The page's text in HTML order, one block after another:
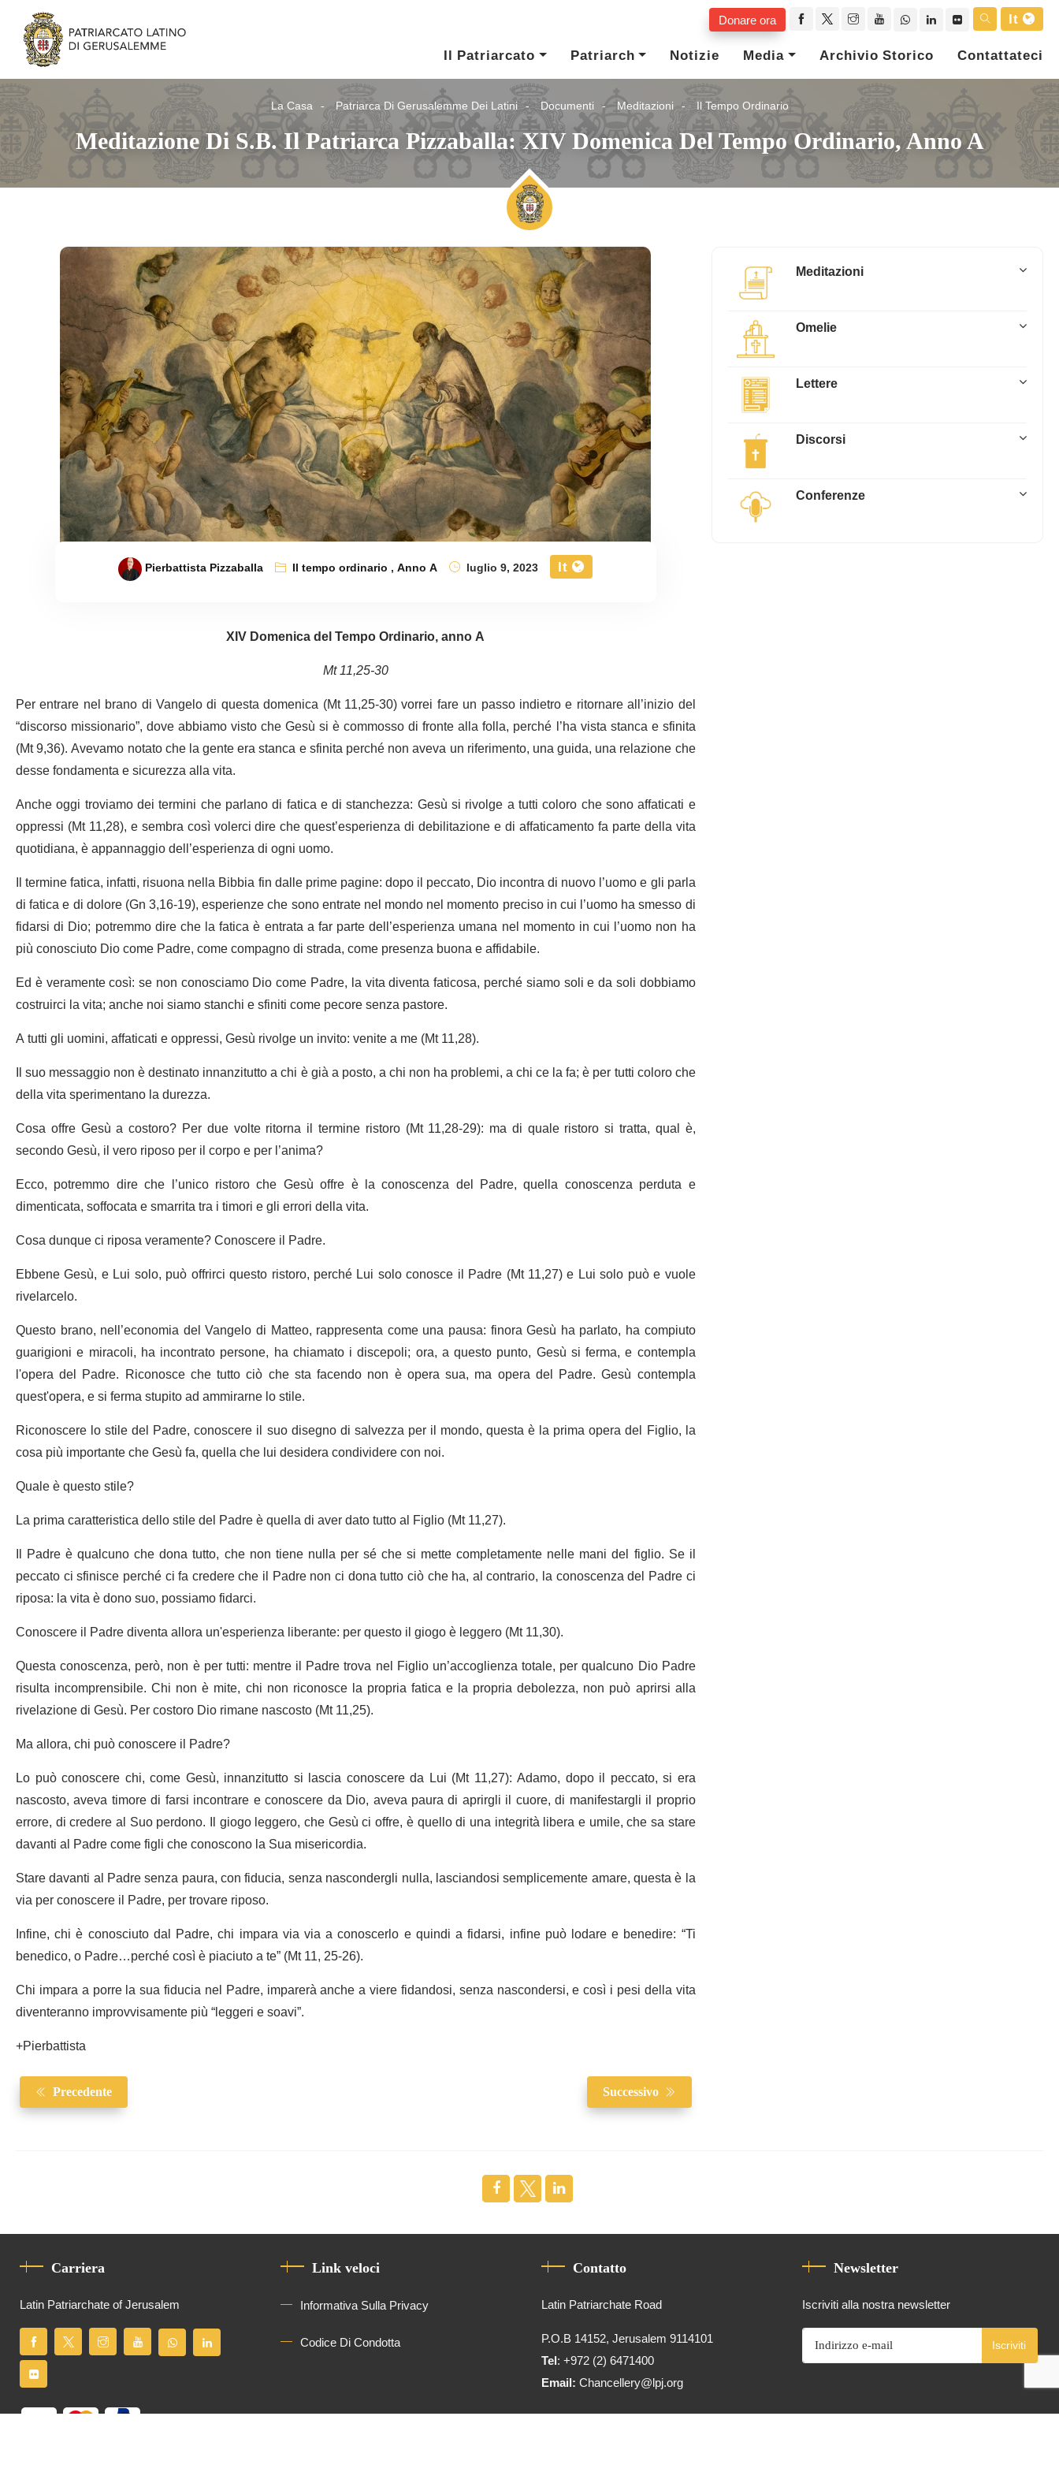
Donare ora
It
Il Patriarcato
Patriarch Notizie Media Archivio Storico Contattateci
La Casa Patriarca Di Gerusalemme Dei Latini Documenti Meditazioni Il Tempo Ordinario
Meditazione Di S.B. Il Patriarca Pizzaballa: XIV Domenica Del Tempo Ordinario, Anno A
Pierbattista Pizzaballa Il tempo ordinario ,Anno A luglio 9, 2023 It
XIV Domenica del Tempo Ordinario, anno A
Mt 11,25-30
Per entrare nel brano di Vangelo di questa domenica (Mt 11,25-30) vorrei fare un passo indietro e ritornare all’inizio del
“discorso missionario”, dove abbiamo visto che Gesù si è commosso di fronte alla folla, perché l’ha vista stanca e sfinita
(Mt 9,36). Avevamo notato che la gente era stanca e sfinita perché non aveva un riferimento, una guida, una relazione che
desse fondamenta e sicurezza alla vita.
Anche oggi troviamo dei termini che parlano di fatica e di stanchezza: Gesù si rivolge a tutti coloro che sono affaticati e
oppressi (Mt 11,28), e sembra così volerci dire che quest’esperienza di debilitazione e di affaticamento fa parte della vita
quotidiana, è appannaggio dell’esperienza di ogni uomo.
Il termine fatica, infatti, risuona nella Bibbia fin dalle prime pagine: dopo il peccato, Dio incontra di nuovo l’uomo e gli parla
di fatica e di dolore (Gn 3,16-19), esperienze che sono entrate nel mondo nel momento preciso in cui l’uomo ha smesso di
fidarsi di Dio; potremmo dire che la fatica è entrata a far parte dell’esperienza umana nel momento in cui l’uomo non ha
più conosciuto Dio come Padre, come compagno di strada, come presenza buona e affidabile.
Ed è veramente così: se non conosciamo Dio come Padre, la vita diventa faticosa, perché siamo soli e da soli dobbiamo
costruirci la vita; anche noi siamo stanchi e sfiniti come pecore senza pastore.
A tutti gli uomini, affaticati e oppressi, Gesù rivolge un invito: venite a me (Mt 11,28).
Il suo messaggio non è destinato innanzitutto a chi è già a posto, a chi non ha problemi, a chi ce la fa; è per tutti coloro che
della vita sperimentano la durezza.
Cosa offre Gesù a costoro? Per due volte ritorna il termine ristoro (Mt 11,28-29): ma di quale ristoro si tratta, qual è,
secondo Gesù, il vero riposo per il corpo e per l’anima?
Ecco, potremmo dire che l’unico ristoro che Gesù offre è la conoscenza del Padre, quella conoscenza perduta e
dimenticata, soffocata e smarrita tra i timori e gli errori della vita.
Cosa dunque ci riposa veramente? Conoscere il Padre.
Ebbene Gesù, e Lui solo, può offrirci questo ristoro, perché Lui solo conosce il Padre (Mt 11,27) e Lui solo può e vuole
rivelarcelo.
Questo brano, nell’economia del Vangelo di Matteo, rappresenta come una pausa: finora Gesù ha parlato, ha compiuto
guarigioni e miracoli, ha incontrato persone, ha chiamato i discepoli; ora, a questo punto, Gesù si ferma, e contempla
l'opera del Padre. Riconosce che tutto ciò che sta facendo non è opera sua, ma opera del Padre. Gesù contempla
quest'opera, e si ferma stupito ad ammirarne lo stile.
Riconoscere lo stile del Padre, conoscere il suo disegno di salvezza per il mondo, questa è la prima opera del Figlio, la
cosa più importante che Gesù fa, quella che lui desidera condividere con noi.
Quale è questo stile?
La prima caratteristica dello stile del Padre è quella di aver dato tutto al Figlio (Mt 11,27).
Il Padre è qualcuno che dona tutto, che non tiene nulla per sé che si mette completamente nelle mani del figlio. Se il
peccato ci sfinisce perché ci fa credere che il Padre non ci dona tutto ciò che ha, al contrario, la conoscenza del Padre ci
riposa: la vita è dono suo, possiamo fidarci.
Conoscere il Padre diventa allora un'esperienza liberante: per questo il giogo è leggero (Mt 11,30).
Questa conoscenza, però, non è per tutti: mentre il Padre trova nel Figlio un’accoglienza totale, per qualcuno Dio Padre
risulta incomprensibile. Chi non è mite, chi non riconosce la propria fatica e la propria debolezza, non può aprirsi alla
rivelazione di Gesù. Per costoro Dio rimane nascosto (Mt 11,25).
Ma allora, chi può conoscere il Padre?
Lo può conoscere chi, come Gesù, innanzitutto si lascia conoscere da Lui (Mt 11,27): Adamo, dopo il peccato, si era
nascosto, aveva timore di farsi incontrare e conoscere da Dio, aveva paura di aprirgli il cuore, di manifestargli il proprio
errore, di credere al Suo perdono. Il giogo leggero, che Gesù ci offre, è quello di una integrità libera e umile, che sa stare
davanti al Padre come figli che conoscono la Sua misericordia.
Stare davanti al Padre senza paura, con fiducia, senza nascondergli nulla, lasciandosi semplicemente amare, questa è la
via per conoscere il Padre, per trovare riposo.
Infine, chi è conosciuto dal Padre, chi impara via via a conoscerlo e quindi a fidarsi, infine può lodare e benedire: “Ti
benedico, o Padre…perché così è piaciuto a te” (Mt 11, 25-26).
Chi impara a porre la sua fiducia nel Padre, imparerà anche a viere fidandosi, senza nascondersi, e così i pesi della vita
diventeranno improvvisamente più “leggeri e soavi”.
+Pierbattista
Precedente Successivo
Meditazioni
Omelie
Lettere
Discorsi
Conferenze
Carriera
Latin Patriarchate of Jerusalem
Link veloci
Informativa Sulla Privacy
Codice Di Condotta
Contatto
Latin Patriarchate Road
P.O.B 14152, Jerusalem 9114101
Tel: +972 (2) 6471400
Email:Chancellery@lpj.org
Newsletter
Iscriviti alla nostra newsletter
Iscriviti